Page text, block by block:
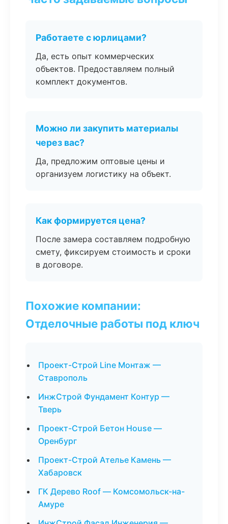
Работаете с юрлицами?
Да, есть опыт коммерческих
объектов. Предоставляем полный
комплект документов.
Можно ли закупить материалы
через вас?
Да, предложим оптовые цены и
организуем логистику на объект.
Как формируется цена?
После замера составляем подробную
смету, фиксируем стоимость и сроки
в договоре.
Похожие компании:
Отделочные работы под ключ
Проект-Строй Line Монтаж —
Ставрополь
ИнжСтрой Фундамент Контур —
Тверь
Проект-Строй Бетон House —
Оренбург
Проект-Строй Ателье Камень —
Хабаровск
ГК Дерево Roof — Комсомольск-на-
Амуре